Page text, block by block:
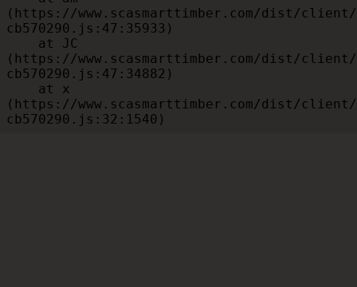
(https://www.scasmarttimber.com/dist/
cb570290.js:47:35933)
(https://www.scasmarttimber.com/dist/
cb570290.js:47:34882)
(https://www.scasmarttimber.com/dist/
cb570290.js:32:1540)